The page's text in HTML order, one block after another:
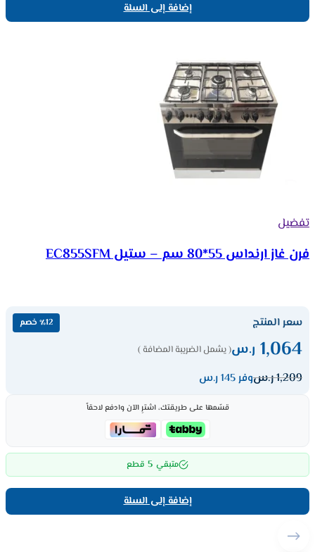
إضافة إلى السلة
تفضيل
فرن غاز ارنداس 55*80 سم – ستيل EC855SFM
سعر المنتج ٪12 خصم
1,064 ر.س( يشمل الضريبة المضافة )
1,209ر.سوفر 145 ر.س
قسّمها على طريقتك، اشترِ الآن وادفع لاحقاً
متبقي 5 قطع
إضافة إلى السلة